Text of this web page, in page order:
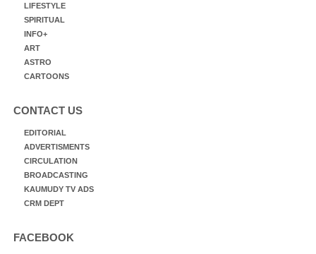
LIFESTYLE
SPIRITUAL
INFO+
ART
ASTRO
CARTOONS
CONTACT US
EDITORIAL
ADVERTISMENTS
CIRCULATION
BROADCASTING
KAUMUDY TV ADS
CRM DEPT
FACEBOOK